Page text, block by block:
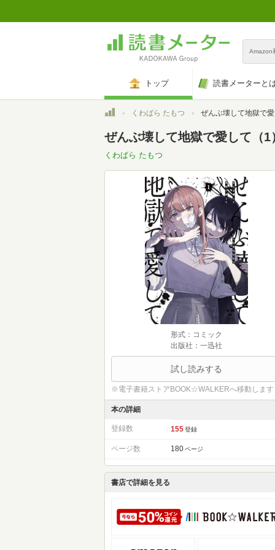
Amazon
トップ 読書メーターと
トップくわばら たもつ ぜんぶ壊して地獄で愛して（1
ぜんぶ壊して地獄で愛して（
くわばら たもつ
形式：コミック
出版社：一迅社
試し読みする
※電子書籍ストアBOOK☆WALKERへ移動します
本の詳細
登録数 155 登録
ページ数 180 ページ
書店で詳細を見る